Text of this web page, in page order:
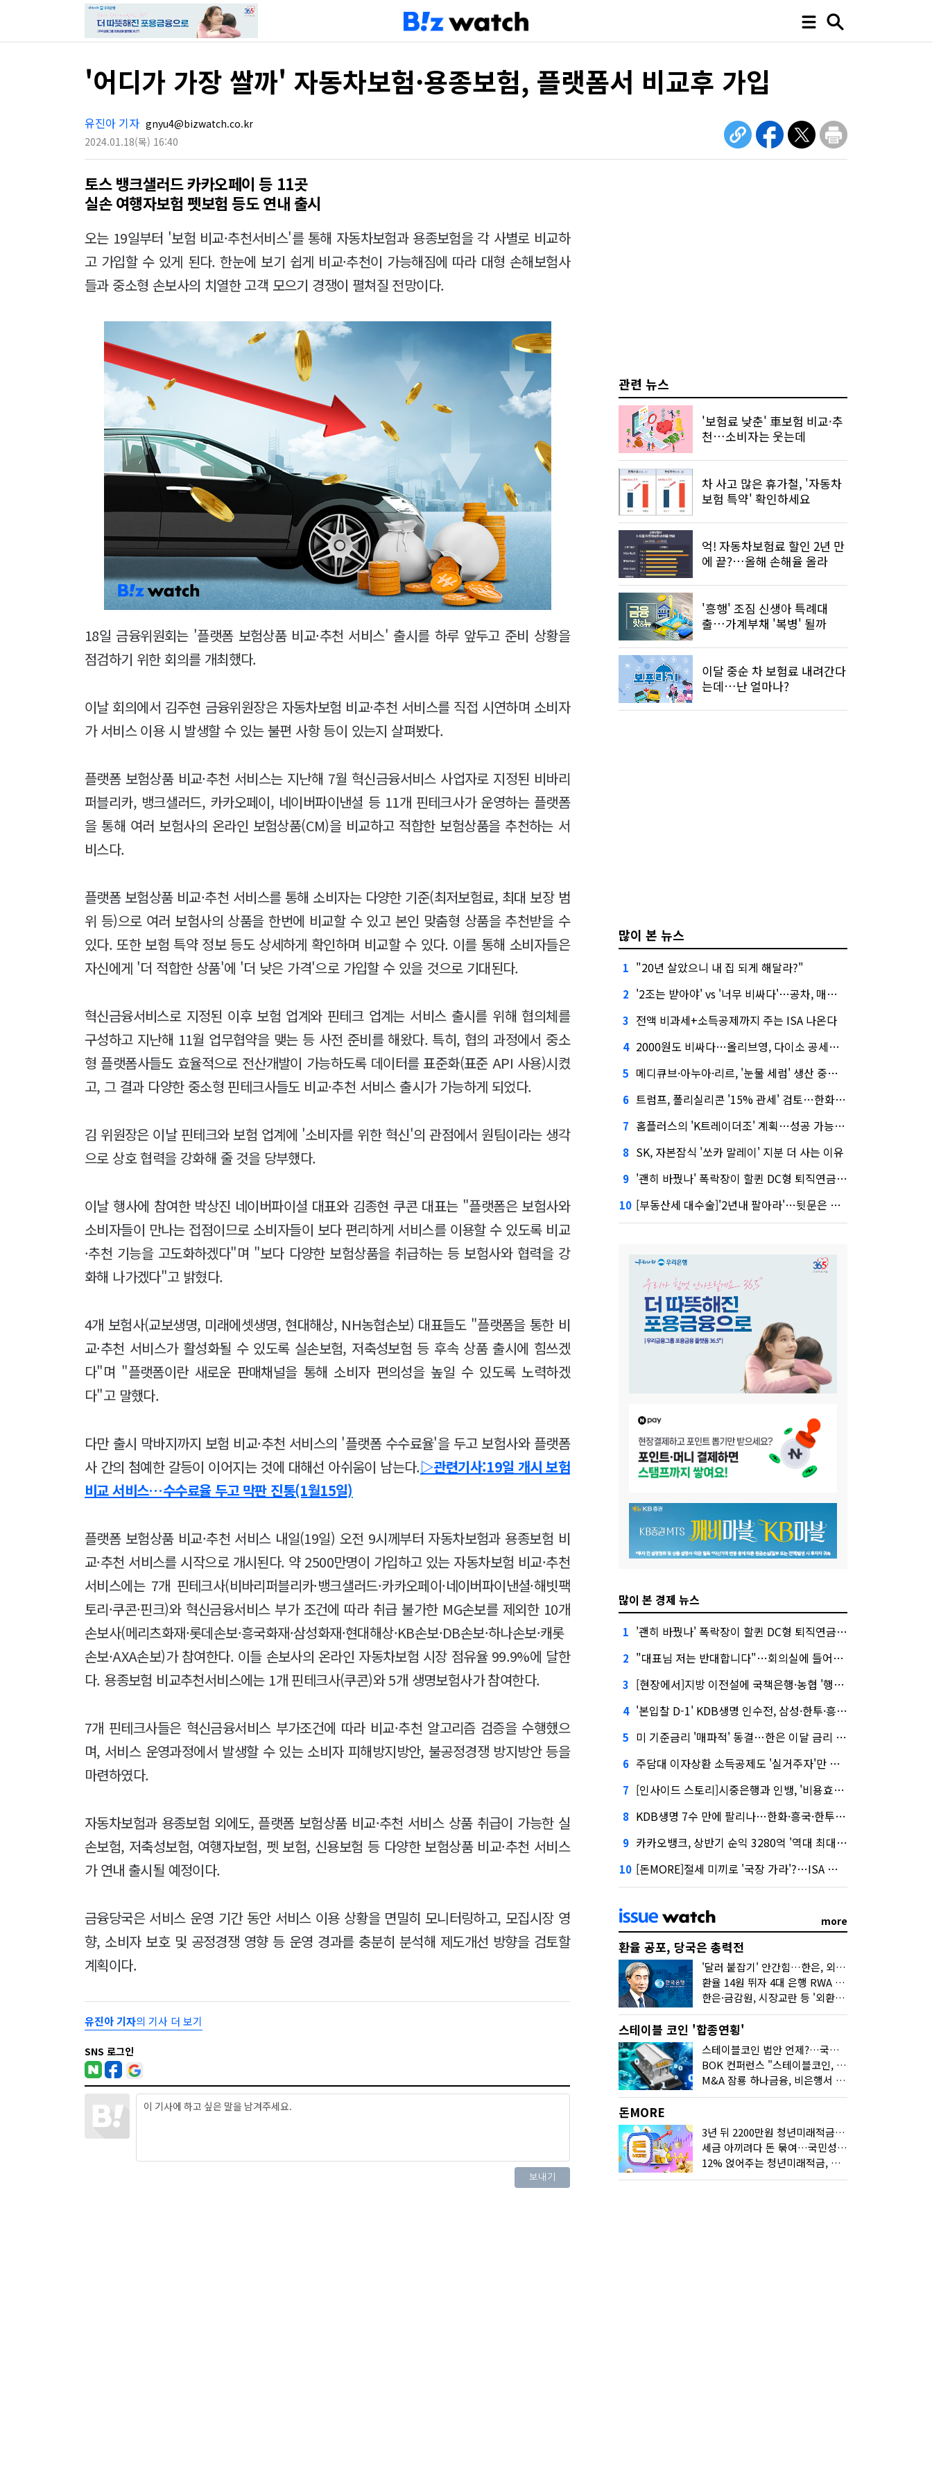
'어디가 가장 쌀까' 자동차보험·용종보험, 플랫폼서 비교후 가입
유진아 기자 gnyu4@bizwatch.co.kr
2024.01.18(목) 16:40
토스 뱅크샐러드 카카오페이 등 11곳
실손 여행자보험 펫보험 등도 연내 출시
오는 19일부터 '보험 비교·추천서비스'를 통해 자동차보험과 용종보험을 각 사별로 비교하
고 가입할 수 있게 된다. 한눈에 보기 쉽게 비교·추천이 가능해짐에 따라 대형 손해보험사
들과 중소형 손보사의 치열한 고객 모으기 경쟁이 펼쳐질 전망이다.
18일 금융위원회는 '플랫폼 보험상품 비교·추천 서비스' 출시를 하루 앞두고 준비 상황을
점검하기 위한 회의를 개최했다.
이날 회의에서 김주현 금융위원장은 자동차보험 비교·추천 서비스를 직접 시연하며 소비자
가 서비스 이용 시 발생할 수 있는 불편 사항 등이 있는지 살펴봤다.
플랫폼 보험상품 비교·추천 서비스는 지난해 7월 혁신금융서비스 사업자로 지정된 비바리
퍼블리카, 뱅크샐러드, 카카오페이, 네이버파이낸셜 등 11개 핀테크사가 운영하는 플랫폼
을 통해 여러 보험사의 온라인 보험상품(CM)을 비교하고 적합한 보험상품을 추천하는 서
비스다.
플랫폼 보험상품 비교·추천 서비스를 통해 소비자는 다양한 기준(최저보험료, 최대 보장 범
위 등)으로 여러 보험사의 상품을 한번에 비교할 수 있고 본인 맞춤형 상품을 추천받을 수
있다. 또한 보험 특약 정보 등도 상세하게 확인하며 비교할 수 있다. 이를 통해 소비자들은
자신에게 '더 적합한 상품'에 '더 낮은 가격'으로 가입할 수 있을 것으로 기대된다.
혁신금융서비스로 지정된 이후 보험 업계와 핀테크 업계는 서비스 출시를 위해 협의체를
구성하고 지난해 11월 업무협약을 맺는 등 사전 준비를 해왔다. 특히, 협의 과정에서 중소
형 플랫폼사들도 효율적으로 전산개발이 가능하도록 데이터를 표준화(표준 API 사용)시켰
고, 그 결과 다양한 중소형 핀테크사들도 비교·추천 서비스 출시가 가능하게 되었다.
김 위원장은 이날 핀테크와 보험 업계에 '소비자를 위한 혁신'의 관점에서 원팀이라는 생각
으로 상호 협력을 강화해 줄 것을 당부했다.
이날 행사에 참여한 박상진 네이버파이셜 대표와 김종현 쿠콘 대표는 "플랫폼은 보험사와
소비자들이 만나는 접점이므로 소비자들이 보다 편리하게 서비스를 이용할 수 있도록 비교
·추천 기능을 고도화하겠다"며 "보다 다양한 보험상품을 취급하는 등 보험사와 협력을 강
화해 나가겠다"고 밝혔다.
4개 보험사(교보생명, 미래에셋생명, 현대해상, NH농협손보) 대표들도 "플랫폼을 통한 비
교·추천 서비스가 활성화될 수 있도록 실손보험, 저축성보험 등 후속 상품 출시에 힘쓰겠
다"며 "플랫폼이란 새로운 판매채널을 통해 소비자 편의성을 높일 수 있도록 노력하겠
다"고 말했다.
다만 출시 막바지까지 보험 비교·추천 서비스의 '플랫폼 수수료율'을 두고 보험사와 플랫폼
사 간의 첨예한 갈등이 이어지는 것에 대해선 아쉬움이 남는다.▷관련기사:19일 개시 보험
비교 서비스…수수료율 두고 막판 진통(1월15일)
플랫폼 보험상품 비교·추천 서비스 내일(19일) 오전 9시께부터 자동차보험과 용종보험 비
교·추천 서비스를 시작으로 개시된다. 약 2500만명이 가입하고 있는 자동차보험 비교·추천
서비스에는 7개 핀테크사(비바리퍼블리카·뱅크샐러드·카카오페이·네이버파이낸셜·해빗팩
토리·쿠콘·핀크)와 혁신금융서비스 부가 조건에 따라 취급 불가한 MG손보를 제외한 10개
손보사(메리츠화재·롯데손보·흥국화재·삼성화재·현대해상·KB손보·DB손보·하나손보·캐롯
손보·AXA손보)가 참여한다. 이들 손보사의 온라인 자동차보험 시장 점유율 99.9%에 달한
다. 용종보험 비교추천서비스에는 1개 핀테크사(쿠콘)와 5개 생명보험사가 참여한다.
7개 핀테크사들은 혁신금융서비스 부가조건에 따라 비교·추천 알고리즘 검증을 수행했으
며, 서비스 운영과정에서 발생할 수 있는 소비자 피해방지방안, 불공정경쟁 방지방안 등을
마련하였다.
자동차보험과 용종보험 외에도, 플랫폼 보험상품 비교·추천 서비스 상품 취급이 가능한 실
손보험, 저축성보험, 여행자보험, 펫 보험, 신용보험 등 다양한 보험상품 비교·추천 서비스
가 연내 출시될 예정이다.
금융당국은 서비스 운영 기간 동안 서비스 이용 상황을 면밀히 모니터링하고, 모집시장 영
향, 소비자 보호 및 공정경쟁 영향 등 운영 경과를 충분히 분석해 제도개선 방향을 검토할
계획이다.
유진아 기자의 기사 더 보기
SNS 로그인
관련 뉴스
'보험료 낮춘' 車보험 비교·추
천…소비자는 웃는데
차 사고 많은 휴가철, '자동차
보험 특약' 확인하세요
억! 자동차보험료 할인 2년 만
에 끝?…올해 손해율 올라
'흥행' 조짐 신생아 특례대
출…가계부채 '복병' 될까
이달 중순 차 보험료 내려간다
는데…난 얼마나?
많이 본 뉴스
1 "20년 살았으니 내 집 되게 해달라?"
2 '2조는 받아야' vs '너무 비싸다'…공차, 매각 성공할까
3 전액 비과세+소득공제까지 주는 ISA 나온다
4 2000원도 비싸다…올리브영, 다이소 공세에 '가성비'로 맞불
5 메디큐브·아누아·리르, '눈물 세럼' 생산 중단한다
6 트럼프, 폴리실리콘 '15% 관세' 검토…한화큐셀·OCI 영향은?
7 홈플러스의 'K트레이더조' 계획…성공 가능성은 '글쎄'
8 SK, 자본잠식 '쏘카 말레이' 지분 더 사는 이유
9 '괜히 바꿨나' 폭락장이 할퀸 DC형 퇴직연금…전문가 조언은
10 [부동산세 대수술]'2년내 팔아라'…뒷문은 열었다
많이 본 경제 뉴스
1 '괜히 바꿨나' 폭락장이 할퀸 DC형 퇴직연금…전문가 조언은
2 "대표님 저는 반대합니다"…회의실에 들어온 신한금융 AI
3 [현장에서]지방 이전설에 국책은행·농협 '행동파'…금감원 '신중모드'
4 '본입찰 D-1' KDB생명 인수전, 삼성·한투·흥국 셈법은?
5 미 기준금리 '매파적' 동결…한은 이달 금리 향방은?
6 주담대 이자상환 소득공제도 '실거주자'만 가능
7 [인사이드 스토리]시중은행과 인뱅, '비용효율성' 다른 잣대 왜?
8 KDB생명 7수 만에 팔리나…한화·흥국·한투 3파전
9 카카오뱅크, 상반기 순익 3280억 '역대 최대'…"캐피탈, 자산 1조원 이상"
10 [돈MORE]절세 미끼로 '국장 가라'?…ISA 개편 후폭풍
more
환율 공포, 당국은 총력전
'달러 붙잡기' 안간힘…한은, 외화 초과지준에 이자 6개월 더
환율 14원 뛰자 4대 은행 RWA 6조 '눈덩이'…2배 뛴 2분기는?
한은·금감원, 시장교란 등 '외환공동검사'…환율 급등 전방위 대응
스테이블 코인 '합종연횡'
스테이블코인 법안 언제?…국회에 쏠린 시선
BOK 컨퍼런스 "스테이블코인, 결제 넘어 보험 대출 등 금융 연결 도구"
M&A 잠룡 하나금융, 비은행서 '두나무'로 눈돌린 이유는
돈MORE
3년 뒤 2200만원 청년미래적금, 최고 금리 받으려면?
세금 아끼려다 돈 묶여…국민성장펀드 누가 가입하면 좋을까
12% 얹어주는 청년미래적금, 갈아타기 거절 될수 있어요